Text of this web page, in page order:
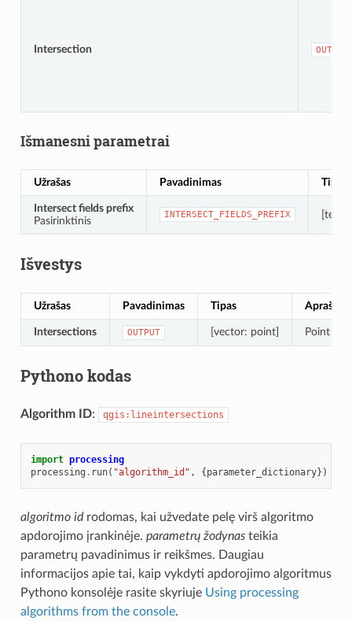
Intersection OUTPUT
Išmanesni parametrai
Užrašas Pavadinimas Tipas
Intersect fields prefix
Pasirinktinis
INTERSECT_FIELDS_PREFIX
Išvestys
Užrašas Pavadinimas Tipas
Intersections OUTPUT [vector: point] Point
Pythono kodas
Algorithm ID: qgis:lineintersections
import processing
processing . run( "algorithm_id" , { parameter_dictionary})
algoritmo idrodomas, kai užvedate pelę virš algoritmo
apdorojimo įrankinėje. parametrų žodynasteikia
parametrų pavadinimus ir reikšmes. Daugiau
informacijos apie tai, kaip vykdyti apdorojimo algoritmus
Pythono konsolėje rasite skyriuje Using processing
algorithms from the console.